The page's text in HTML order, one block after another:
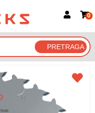
Prijavite se Google nalogom
0